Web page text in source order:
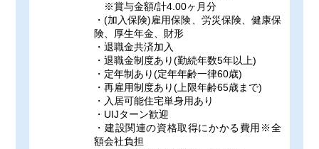
※賞与金額/計4.00ヶ月分
・(加入保険)雇用保険、労災保険、健康保
険、厚生年金、財形
・退職金共済加入
・退職金制度あり(勤続年数5年以上)
・定年制あり(定年年齢一律60歳)
・再雇用制度あり(上限年齢65歳まで)
・入居可能住宅単身用あり
・UIJターン歓迎
・建設関連の資格取得にかかる費用※全
額会社負担